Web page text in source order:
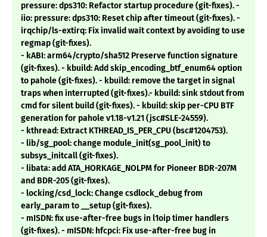
pressure: dps310: Refactor startup procedure (git-fixes). -
iio: pressure: dps310: Reset chip after timeout (git-fixes). -
irqchip/ls-extirq: Fix invalid wait context by avoiding to use
regmap (git-fixes).
- kABI: arm64/crypto/sha512 Preserve function signature
(git-fixes). - kbuild: Add skip_encoding_btf_enum64 option
to pahole (git-fixes). - kbuild: remove the target in signal
traps when interrupted (git-fixes).- kbuild: sink stdout from
cmd for silent build (git-fixes). - kbuild: skip per-CPU BTF
generation for pahole v1.18-v1.21 (jsc#SLE-24559).
- kthread: Extract KTHREAD_IS_PER_CPU (bsc#1204753).
- lib/sg_pool: change module_init(sg_pool_init) to
subsys_initcall (git-fixes).
- libata: add ATA_HORKAGE_NOLPM for Pioneer BDR-207M
and BDR-205 (git-fixes).
- locking/csd_lock: Change csdlock_debug from
early_param to __setup (git-fixes).
- mISDN: fix use-after-free bugs in l1oip timer handlers
(git-fixes). - mISDN: hfcpci: Fix use-after-free bug in